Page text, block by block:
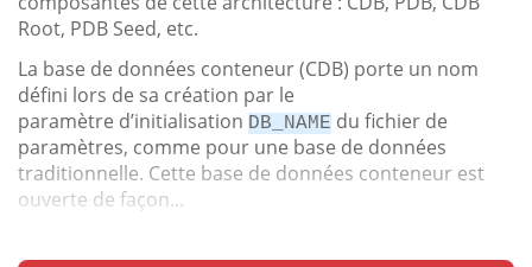
Root, PDB Seed, etc.
La base de données conteneur (CDB) porte un nom
défini lors de sa création par le
paramètre d’initialisation DB_NAME du fichier de
paramètres, comme pour une base de données
traditionnelle. Cette base de données conteneur est
ouverte de façon...